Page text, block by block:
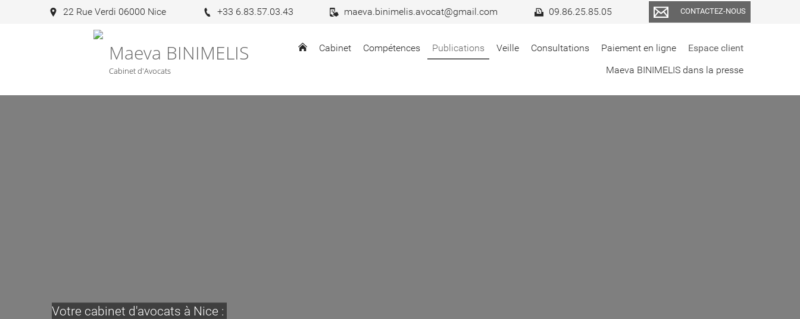
Maeva BINIMELIS
Cabinet d'Avocats
Cabinet Compétences Publications Veille Consultations Paiement en ligne
Espace client
Maeva BINIMELIS dans la presse
22 Rue Verdi 06000 Nice +33 6.83.57.03.43 maeva.binimelis.avocat@gmail.com 09.86.25.85.05 CONTACTEZ-NOUS
Votre cabinet d'avocats à Nice :